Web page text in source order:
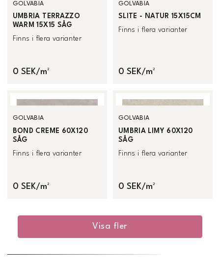
GOLVABIA
UMBRIA TERRAZZO
WARM 15X15 SÅG
Finns i flera varianter
0 SEK/m²
GOLVABIA
SLITE - NATUR 15X15CM
Finns i flera varianter
0 SEK/m²
GOLVABIA
BOND CREME 60X120
SÅG
Finns i flera varianter
0 SEK/m²
GOLVABIA
UMBRIA LIMY 60X120
SÅG
Finns i flera varianter
0 SEK/m²
Visa fler